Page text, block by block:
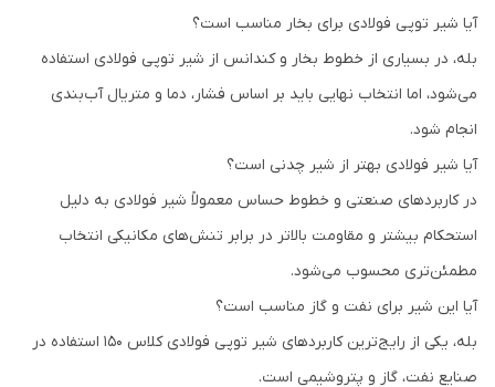
آیا شیر توپی فولادی برای بخار مناسب است؟
بله، در بسیاری از خطوط بخار و کندانس از شیر توپی فولادی استفاده
می‌شود، اما انتخاب نهایی باید بر اساس فشار، دما و متریال آب‌بندی
انجام شود.
آیا شیر فولادی بهتر از شیر چدنی است؟
در کاربردهای صنعتی و خطوط حساس معمولاً شیر فولادی به دلیل
استحکام بیشتر و مقاومت بالاتر در برابر تنش‌های مکانیکی انتخاب
مطمئن‌تری محسوب می‌شود.
آیا این شیر برای نفت و گاز مناسب است؟
بله، یکی از رایج‌ترین کاربردهای شیر توپی فولادی کلاس 150 استفاده در
صنایع نفت، گاز و پتروشیمی است.